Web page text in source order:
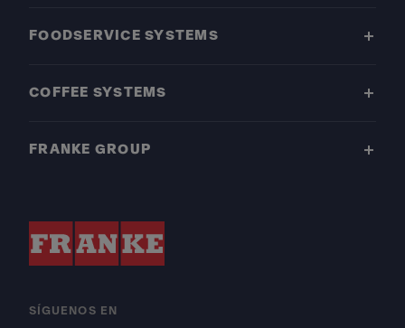
FOODSERVICE SYSTEMS
COFFEE SYSTEMS
FRANKE GROUP
SÍGUENOS EN